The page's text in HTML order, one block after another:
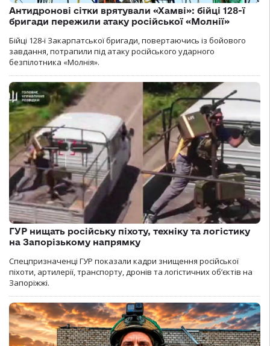
Антидронові сітки врятували «Хамві»: бійці 128-ї
бригади пережили атаку російської «Молнії»
Бійці 128-ї Закарпатської бригади, повертаючись із бойового
завдання, потрапили під атаку російського ударного
безпілотника «Молнія».
ГУР нищать російську піхоту, техніку та логістику
на Запорізькому напрямку
Спецпризначенці ГУР показали кадри знищення російської
піхоти, артилерії, транспорту, дронів та логістичних об’єктів на
Запоріжжі.